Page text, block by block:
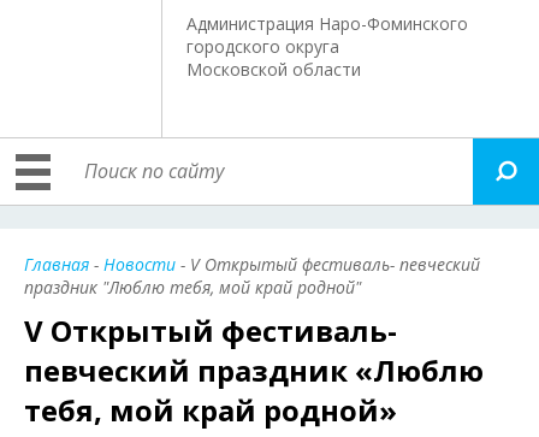
Администрация Наро-Фоминского
городского округа
Московской области
Главная - Новости - V Открытый фестиваль- певческий
праздник "Люблю тебя, мой край родной"
V Открытый фестиваль-
певческий праздник «Люблю
тебя, мой край родной»